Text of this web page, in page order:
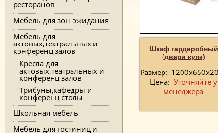
ресторанов
Мебель для зон ожидания
Мебель для
актовых,театральных и
конференц залов
Кресла для
актовых,театральных и
конференц залов
Трибуны,кафедры и
конференц столы
Школьная мебель
Мебель для гостиниц и
Шкаф гардеробный
(двери купе)
Размер:
Цена: Уточняйте у
менеджера